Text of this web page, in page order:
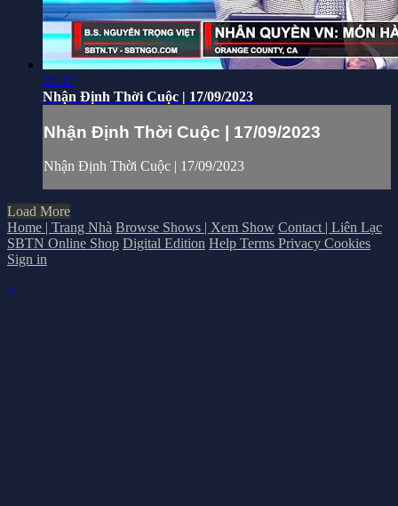
26:17
Nhận Định Thời Cuộc | 17/09/2023
Nhận Định Thời Cuộc | 17/09/2023
Nhận Định Thời Cuộc | 17/09/2023
Load More
Home | Trang Nhà Browse Shows | Xem Show Contact | Liên Lạc
SBTN Online Shop Digital Edition Help Terms Privacy Cookies
Sign in
×